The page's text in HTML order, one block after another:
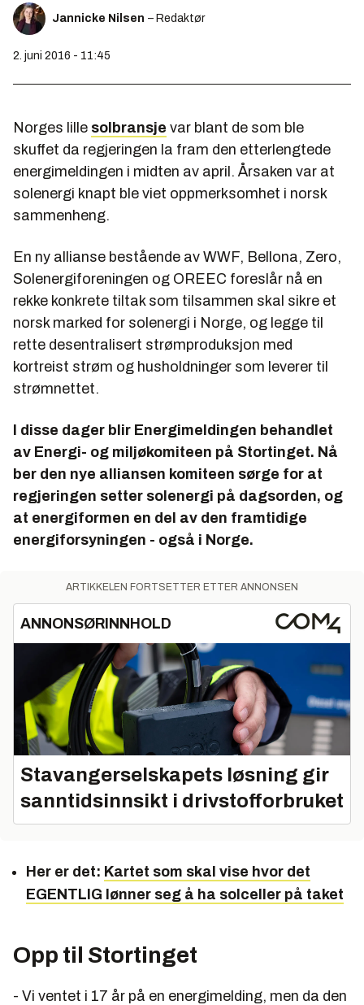
Jannicke Nilsen – Redaktør
2. juni 2016 - 11:45
Norges lille solbransje var blant de som ble
skuffet da regjeringen la fram den etterlengtede
energimeldingen i midten av april. Årsaken var at
solenergi knapt ble viet oppmerksomhet i norsk
sammenheng.
En ny allianse bestående av WWF, Bellona, Zero,
Solenergiforeningen og OREEC foreslår nå en
rekke konkrete tiltak som tilsammen skal sikre et
norsk marked for solenergi i Norge, og legge til
rette desentralisert strømproduksjon med
kortreist strøm og husholdninger som leverer til
strømnettet.
I disse dager blir Energimeldingen behandlet
av Energi- og miljøkomiteen på Stortinget. Nå
ber den nye alliansen komiteen sørge for at
regjeringen setter solenergi på dagsorden, og
at energiformen en del av den framtidige
energiforsyningen - også i Norge.
ARTIKKELEN FORTSETTER ETTER ANNONSEN
ANNONSØRINNHOLD
Stavangerselskapets løsning gir
sanntidsinnsikt i drivstofforbruket
Her er det: Kartet som skal vise hvor det
EGENTLIG lønner seg å ha solceller på taket
Opp til Stortinget
- Vi ventet i 17 år på en energimelding, men da den